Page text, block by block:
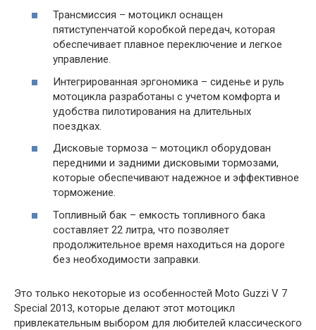
Трансмиссия – мотоцикл оснащен
пятиступенчатой коробкой передач, которая
обеспечивает плавное переключение и легкое
управление.
Интегрированная эргономика – сиденье и руль
мотоцикла разработаны с учетом комфорта и
удобства пилотирования на длительных
поездках.
Дисковые тормоза – мотоцикл оборудован
передними и задними дисковыми тормозами,
которые обеспечивают надежное и эффективное
торможение.
Топливный бак – емкость топливного бака
составляет 22 литра, что позволяет
продолжительное время находиться на дороге
без необходимости заправки.
Это только некоторые из особенностей Moto Guzzi V 7
Special 2013, которые делают этот мотоцикл
привлекательным выбором для любителей классического